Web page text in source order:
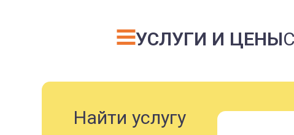
УСЛУГИ И ЦЕНЫ
Найти услугу